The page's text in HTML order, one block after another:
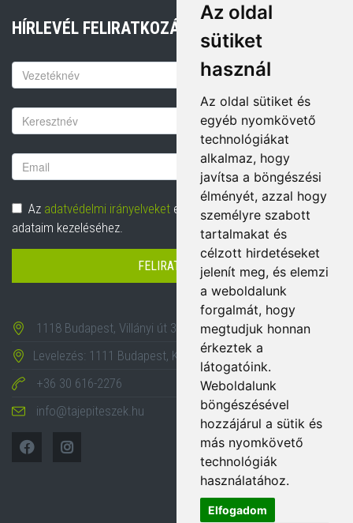
Az oldal
sütiket
használ
Az oldal sütiket és
egyéb nyomkövető
technológiákat
alkalmaz, hogy
javítsa a böngészési
élményét, azzal hogy
személyre szabott
tartalmakat és
célzott hirdetéseket
jelenít meg, és elemzi
a weboldalunk
forgalmát, hogy
megtudjuk honnan
érkeztek a
látogatóink.
Weboldalunk
böngészésével
hozzájárul a sütik és
más nyomkövető
technológiák
használatához.
Elfogadom
HÍRLEVÉL FELIRATKOZÁS
Keresztnév
Vezetéknév
Email
cím
Adatvédelem
Az adatvédelmi irányelveket elolvastam és hozzájárulok
adataim kezeléséhez.
FELIRATKOZÁS
1118 Budapest, Villányi út 35-43.
Levelezés: 1111 Budapest, Karinthy Frigyes út 24.
+36 30 616-2276
info@tajepiteszek.hu